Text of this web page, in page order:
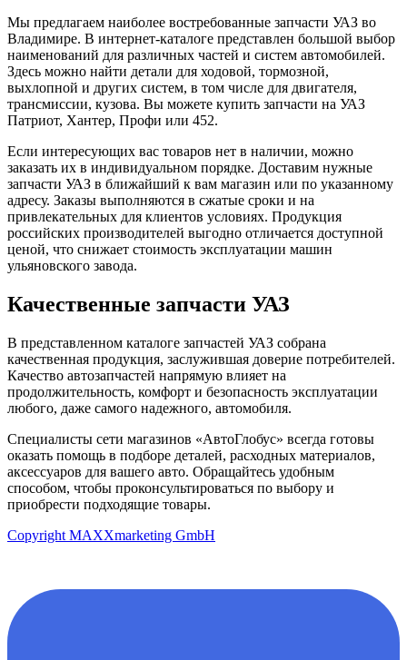
Мы предлагаем наиболее востребованные запчасти УАЗ во
Владимире. В интернет-каталоге представлен большой выбор
наименований для различных частей и систем автомобилей.
Здесь можно найти детали для ходовой, тормозной,
выхлопной и других систем, в том числе для двигателя,
трансмиссии, кузова. Вы можете купить запчасти на УАЗ
Патриот, Хантер, Профи или 452.
Если интересующих вас товаров нет в наличии, можно
заказать их в индивидуальном порядке. Доставим нужные
запчасти УАЗ в ближайший к вам магазин или по указанному
адресу. Заказы выполняются в сжатые сроки и на
привлекательных для клиентов условиях. Продукция
российских производителей выгодно отличается доступной
ценой, что снижает стоимость эксплуатации машин
ульяновского завода.
Качественные запчасти УАЗ
В представленном каталоге запчастей УАЗ собрана
качественная продукция, заслужившая доверие потребителей.
Качество автозапчастей напрямую влияет на
продолжительность, комфорт и безопасность эксплуатации
любого, даже самого надежного, автомобиля.
Специалисты сети магазинов «АвтоГлобус» всегда готовы
оказать помощь в подборе деталей, расходных материалов,
аксессуаров для вашего авто. Обращайтесь удобным
способом, чтобы проконсультироваться по выбору и
приобрести подходящие товары.
Copyright MAXXmarketing GmbH